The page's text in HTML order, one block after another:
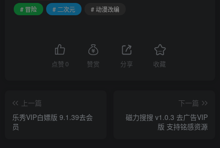
# 冒险
# 二次元 # 动漫改编
点赞 0 赞赏 分享 收藏
上一篇
乐秀VIP白嫖版 9.1.39去会
员
下一篇
磁力搜搜 v1.0.3 去广告VIP
版 支持铭感资源